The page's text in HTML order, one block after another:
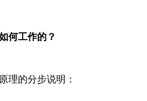
何工作的？
的分步说明：